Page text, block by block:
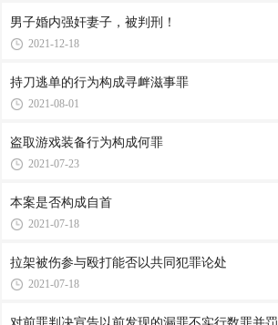
男子婚内强奸妻子，被判刑！
2021-12-18
持刀逃单的行为构成寻衅滋事罪
2021-08-01
盗取游戏装备行为构成何罪
2021-07-23
本案是否构成自首
2021-07-18
拉架被伤参与殴打能否以共同犯罪论处
2021-07-18